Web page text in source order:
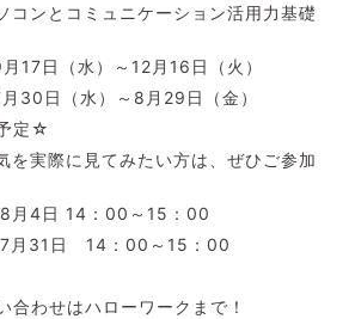
コンとコミュニケーション活用力基礎
17日（水）～12月16日（火）
30日（水）～8月29日（金）
定☆
を実際に見てみたい方は、ぜひご参加
月4日 14：00～15：00
月31日 14：00～15：00
わせはハローワークまで！